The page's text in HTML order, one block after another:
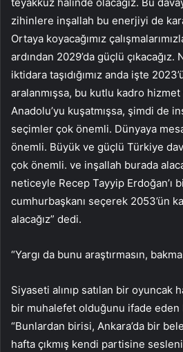
zihinlere inşallah bu enerjiyi de
Ortaya koyacağımız
ardından 2029’da güçlü çıkacağız.
iktidara taşıdığımız anda işte
aralanmışsa, bu kutlu kadro
Anadolu’yu kuşatmışsa, şimdi de
seçimler çok önemli. Dünyaya
önemli. Büyük ve güçlü Türkiye
çok önemli. ve inşallah burada
neticeyle Recep Tayyip Erdoğan’ı
cumhurbaşkanı seçerek 2053’ün
alacağız” dedi.
“Yargı da bunu araştırmasın,
Siyaseti alınıp satılan bir oyuncak
bir muhalefet olduğunu ifade eden
“Bunlardan birisi, Ankara’da bir
hafta çıkmış kendi partisine